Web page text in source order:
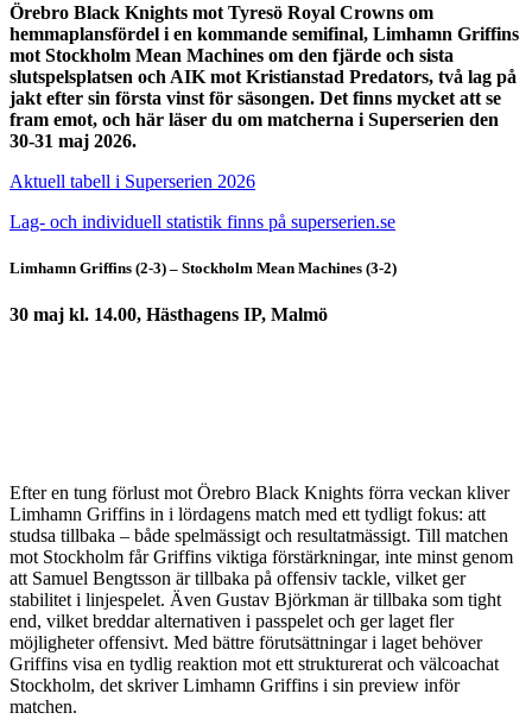
Örebro Black Knights mot Tyresö Royal Crowns om
hemmaplansfördel i en kommande semifinal, Limhamn Griffins
mot Stockholm Mean Machines om den fjärde och sista
slutspelsplatsen och AIK mot Kristianstad Predators, två lag på
jakt efter sin första vinst för säsongen. Det finns mycket att se
fram emot, och här läser du om matcherna i Superserien den
30-31 maj 2026.
Aktuell tabell i Superserien 2026
Lag- och individuell statistik finns på superserien.se
Limhamn Griffins (2-3) – Stockholm Mean Machines (3-2)
30 maj kl. 14.00, Hästhagens IP, Malmö
Efter en tung förlust mot Örebro Black Knights förra veckan kliver
Limhamn Griffins in i lördagens match med ett tydligt fokus: att
studsa tillbaka – både spelmässigt och resultatmässigt. Till matchen
mot Stockholm får Griffins viktiga förstärkningar, inte minst genom
att Samuel Bengtsson är tillbaka på offensiv tackle, vilket ger
stabilitet i linjespelet. Även Gustav Björkman är tillbaka som tight
end, vilket breddar alternativen i passpelet och ger laget fler
möjligheter offensivt. Med bättre förutsättningar i laget behöver
Griffins visa en tydlig reaktion mot ett strukturerat och välcoachat
Stockholm, det skriver Limhamn Griffins i sin preview inför
matchen.